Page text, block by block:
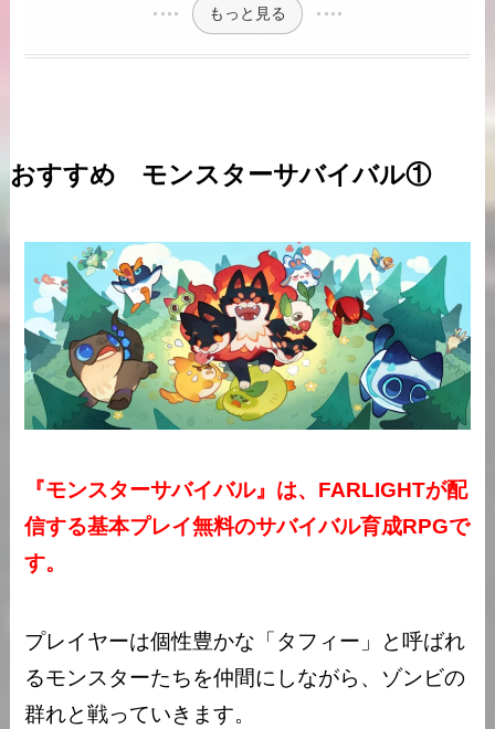
もっと見る
おすすめ モンスターサバイバル①
『モンスターサバイバル』は、FARLIGHTが配
信する基本プレイ無料のサバイバル育成RPGで
す。
プレイヤーは個性豊かな「タフィー」と呼ばれ
るモンスターたちを仲間にしながら、ゾンビの
群れと戦っていきます。